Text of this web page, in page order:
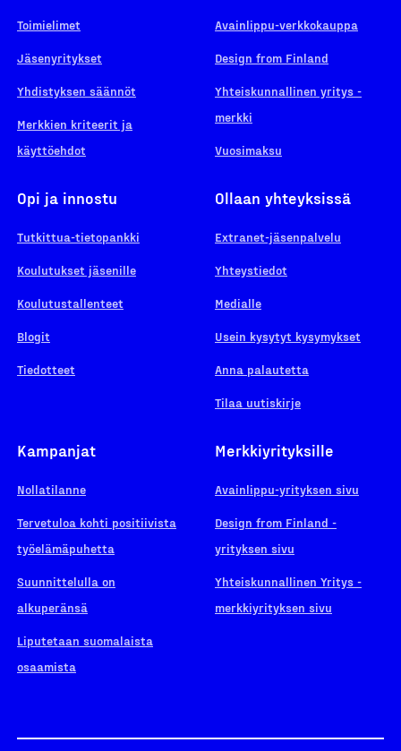
Toimielimet
Jäsenyritykset
Yhdistyksen säännöt
Merkkien kriteerit ja
käyttöehdot
Avainlippu-verkkokauppa
Design from Finland
Yhteiskunnallinen yritys -
merkki
Vuosimaksu
Opi ja innostu
Tutkittua-tietopankki
Koulutukset jäsenille
Koulutustallenteet
Blogit
Tiedotteet
Ollaan yhteyksissä
Extranet-jäsenpalvelu
Yhteystiedot
Medialle
Usein kysytyt kysymykset
Anna palautetta
Tilaa uutiskirje
Kampanjat
Nollatilanne
Tervetuloa kohti positiivista
työelämäpuhetta
Suunnittelulla on
alkuperänsä
Liputetaan suomalaista
osaamista
Merkkiyrityksille
Avainlippu-yrityksen sivu
Design from Finland -
yrityksen sivu
Yhteiskunnallinen Yritys -
merkkiyrityksen sivu